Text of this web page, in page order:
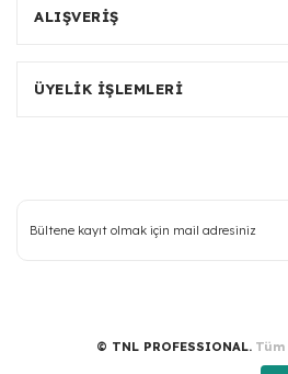
ALIŞVERİŞ
ÜYELİK İŞLEMLERİ
© TNL PROFESSIONAL. Tüm